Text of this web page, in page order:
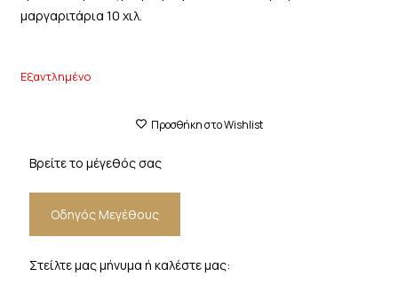
μαργαριτάρια 10 χιλ.
Εξαντλημένο
Προσθήκη στο Wishlist
Βρείτε το μέγεθός σας
Οδηγός Μεγέθους
Στείλτε μας μήνυμα ή καλέστε μας: